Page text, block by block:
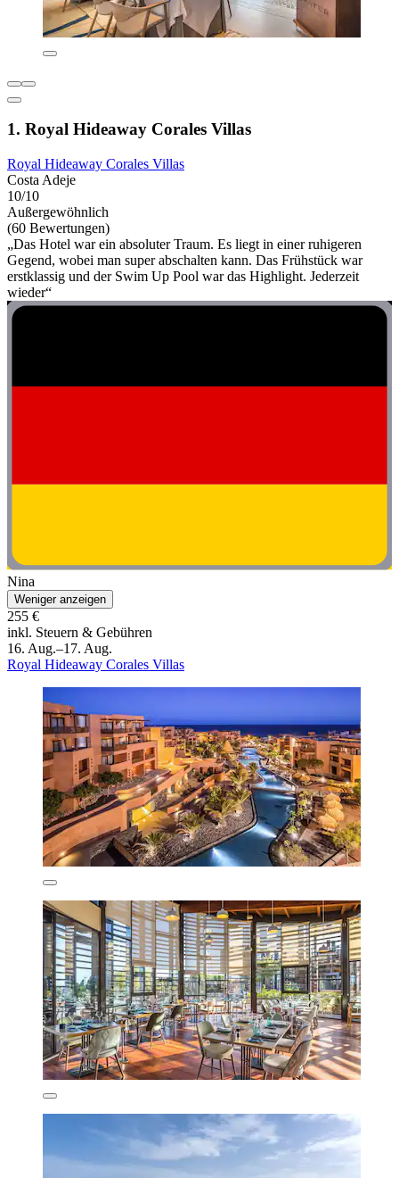
1. Royal Hideaway Corales Villas
Royal Hideaway Corales Villas
Costa Adeje
10/10
Außergewöhnlich
(60 Bewertungen)
„Das Hotel war ein absoluter Traum. Es liegt in einer ruhigeren
Gegend, wobei man super abschalten kann. Das Frühstück war
erstklassig und der Swim Up Pool war das Highlight. Jederzeit
wieder“
Nina
Weniger anzeigen
255 €
inkl. Steuern & Gebühren
16. Aug.–17. Aug.
Royal Hideaway Corales Villas